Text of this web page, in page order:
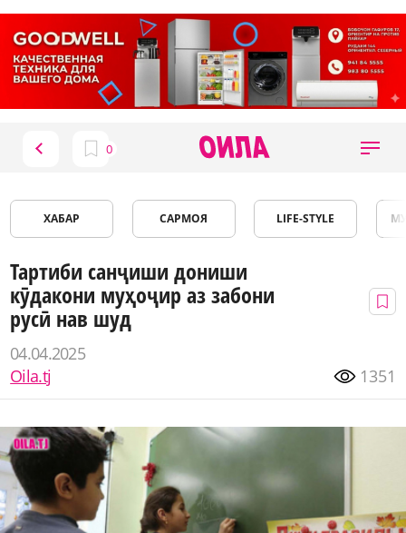
ХАБАР САРМОЯ LIFE-STYLE
Тартиби санҷиши дониши
кӯдакони муҳоҷир аз забони
русӣ нав шуд
04.04.2025
Oila.tj
1351